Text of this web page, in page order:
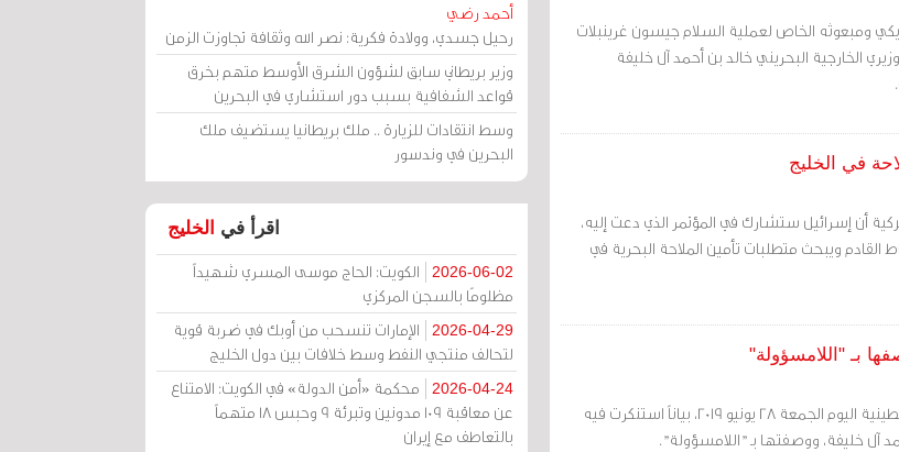
ومبعوثه الخاص لعملية السلام جيسون غرينبلات
الخارجية البحريني خالد بن أحمد آل خليفة
في الخليج
أن إسرائيل ستشارك في المؤتمر الذي دعت إليه،
ويبحث متطلبات تأمين الملاحة البحرية في
بـ "اللامسؤولة"
مرآة البحرين: أصدرت حركة حماس الفلسطينية اليوم الجمعة 28 يونيو 2019، بياناً استنكرت فيه
آل خليفة، ووصفتها بـ "اللامسؤولة".
أحمد رضي
رحيل جسدي، وولادة فكرية: نصر الله وثقافة تجاوزت الزمن
وزير بريطاني سابق لشؤون الشرق الأوسط متهم بخرق
قواعد الشفافية بسبب دور استشاري في البحرين
وسط انتقادات للزيارة .. ملك بريطانيا يستضيف ملك
البحرين في وندسور
اقرأ في الخليج
2026-06-02
الكويت: الحاج موسى المسري شهيداً
مظلومًا بالسجن المركزي
2026-04-29
الإمارات تنسحب من أوبك في ضربة قوية
لتحالف منتجي النفط وسط خلافات بين دول الخليج
2026-04-24
محكمة «أمن الدولة» في الكويت: الامتناع
عن معاقبة 109 مدونين وتبرئة 9 وحبس 18 متهماً
بالتعاطف مع إيران